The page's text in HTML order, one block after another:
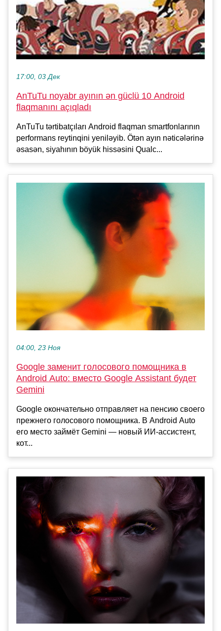
17:00, 03 Дек
AnTuTu noyabr ayının ən güclü 10 Android
flaqmanını açıqladı
AnTuTu tərtibatçıları Android flaqman smartfonlarının
performans reytinqini yeniləyib. Ötən ayın nəticələrinə
əsasən, siyahının böyük hissəsini Qualc...
04:00, 23 Ноя
Google заменит голосового помощника в
Android Auto: вместо Google Assistant будет
Gemini
Google окончательно отправляет на пенсию своего
прежнего голосового помощника. В Android Auto
его место займёт Gemini — новый ИИ‑ассистент,
кот...